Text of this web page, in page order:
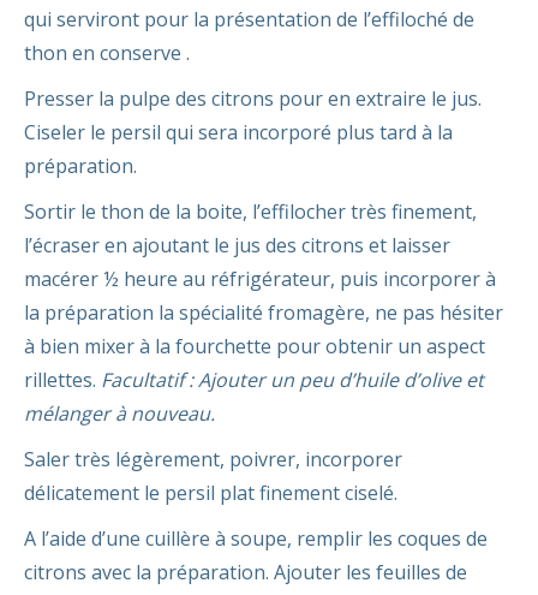
qui serviront pour la présentation de l’effiloché de
thon en conserve .
Presser la pulpe des citrons pour en extraire le jus.
Ciseler le persil qui sera incorporé plus tard à la
préparation.
Sortir le thon de la boite, l’effilocher très finement,
l’écraser en ajoutant le jus des citrons et laisser
macérer ½ heure au réfrigérateur, puis incorporer à
la préparation la spécialité fromagère, ne pas hésiter
à bien mixer à la fourchette pour obtenir un aspect
rillettes. Facultatif : Ajouter un peu d’huile d’olive et
mélanger à nouveau.
Saler très légèrement, poivrer, incorporer
délicatement le persil plat finement ciselé.
A l’aide d’une cuillère à soupe, remplir les coques de
citrons avec la préparation. Ajouter les feuilles de